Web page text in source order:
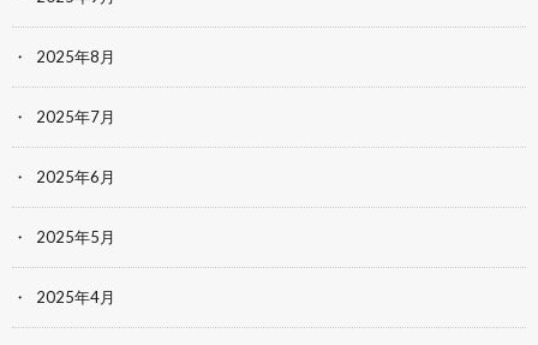
2025年8月
2025年7月
2025年6月
2025年5月
2025年4月